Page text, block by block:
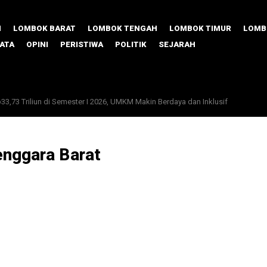
LOMBOK BARAT LOMBOK TENGAH LOMBOK TIMUR
OPINI PERISTIWA POLITIK SEJARAH
Triliun di Semester I 2026, UMKM Makin Berdaya dan Inklusif
Lombok Timur Unjuk Gigi di TPAKD Award 2026
Barat